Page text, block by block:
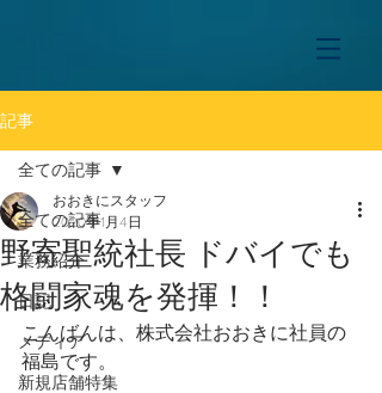
記事
全ての記事
業務紹介
日記
メディア
新規店舗特集
全ての記事
野寄聖統社長 ドバイでも
格闘家魂を発揮！！
おおきにスタッフ
2020年1月4日
こんばんは、株式会社おおきに社員の
福島です。